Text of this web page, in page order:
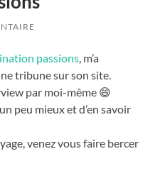
passions, m’a
tribune sur son site.
par moi-même 😄
peu mieux et d’en savoir
venez vous faire bercer